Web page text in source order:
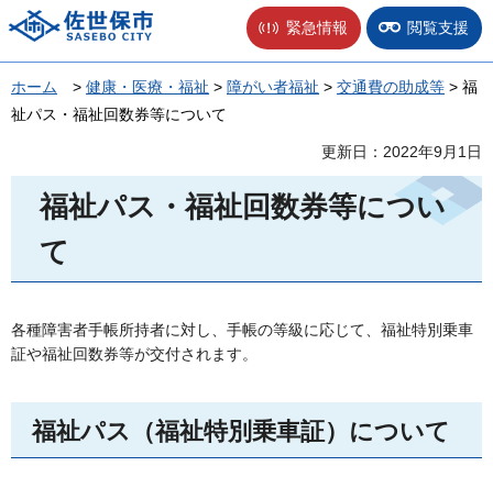
佐世保市 緊急情報 閲覧支援
ホーム > 健康・医療・福祉 > 障がい者福祉 > 交通費の助成等 > 福
祉パス・福祉回数券等について
更新日：2022年9月1日
福祉パス・福祉回数券等につい
て
各種障害者手帳所持者に対し、手帳の等級に応じて、福祉特別乗車
証や福祉回数券等が交付されます。
福祉パス（福祉特別乗車証）について